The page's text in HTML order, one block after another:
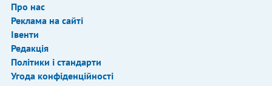
Про нас
Реклама на сайті
Івенти
Редакція
Політики і стандарти
Угода конфіденційності